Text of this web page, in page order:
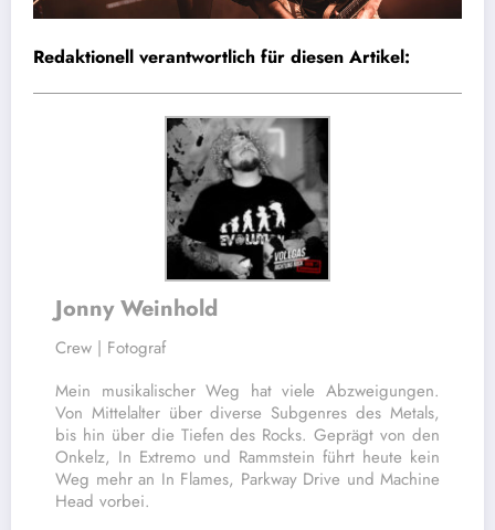
Redaktionell verantwortlich für diesen Artikel:
Jonny Weinhold
Crew | Fotograf
Mein musikalischer Weg hat viele Abzweigungen.
Von Mittelalter über diverse Subgenres des Metals,
bis hin über die Tiefen des Rocks. Geprägt von den
Onkelz, In Extremo und Rammstein führt heute kein
Weg mehr an In Flames, Parkway Drive und Machine
Head vorbei.